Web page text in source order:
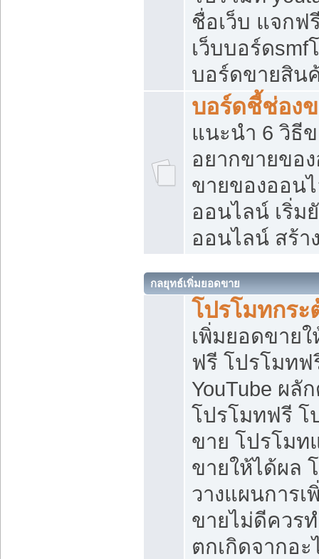
ชื่อเว็บ แจกฟ
เว็บบอร์ดsmf
บอร์ดขายสิน
บอร์ดชี้ช่อง
แนะนำ 6 วิธี
อยากขายขอ
ขายของออน
ออนไลน์ เริ่ม
ออนไลน์ สร้า
กลยุทธ์เพิ่มยอดขาย
โปรโมทกร
เพิ่มยอดขายใ
ฟรี โปรโมทฟ
YouTube ผลั
โปรโมทฟรี โ
ขาย โปรโมท
ขายให้ได้ผล
วางแผนการ
ขายไม่ดีควร
ตกเกิดจากอะ